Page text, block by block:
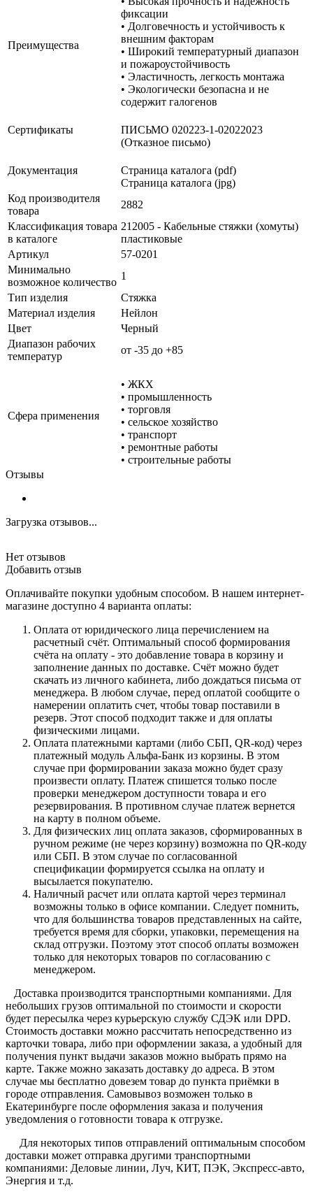
Преимущества
фиксации
• Долговечность и устойчивость к
внешним факторам
• Широкий температурный диапазон
и пожароустойчивость
• Эластичность, легкость монтажа
• Экологически безопасна и не
содержит галогенов
Сертификаты
ПИСЬМО 020223-1-02022023
(Отказное письмо)
Документация
Страница каталога (pdf)
Страница каталога (jpg)
Код производителя
товара
2882
Классификация товара
в каталоге
212005 - Кабельные стяжки (хомуты)
пластиковые
Артикул
57-0201
Минимально
возможное количество
1
Тип изделия
Стяжка
Материал изделия
Нейлон
Цвет
Черный
Диапазон рабочих
температур
от -35 до +85
Сфера применения
• ЖКХ
• промышленность
• торговля
• сельское хозяйство
• транспорт
• ремонтные работы
• строительные работы
Отзывы
Загрузка отзывов...
Нет отзывов
Добавить отзыв
Оплачивайте покупки удобным способом. В нашем интернет-
магазине доступно 4 варианта оплаты:
Оплата от юридического лица перечислением на
расчетный счёт. Оптимальный способ формирования
счёта на оплату - это добавление товара в корзину и
заполнение данных по доставке. Счёт можно будет
скачать из личного кабинета, либо дождаться письма от
менеджера. В любом случае, перед оплатой сообщите о
намерении оплатить счет, чтобы товар поставили в
резерв. Этот способ подходит также и для оплаты
физическими лицами.
Оплата платежными картами (либо СБП, QR-код) через
платежный модуль Альфа-Банк из корзины. В этом
случае при формировании заказа можно будет сразу
произвести оплату. Платеж спишется только после
проверки менеджером доступности товара и его
резервирования. В противном случае платеж вернется
на карту в полном объеме.
Для физических лиц оплата заказов, сформированных в
ручном режиме (не через корзину) возможна по QR-коду
или СБП. В этом случае по согласованной
спецификации формируется ссылка на оплату и
высылается покупателю.
Наличный расчет или оплата картой через терминал
возможны только в офисе компании. Следует помнить,
что для большинства товаров представленных на сайте,
требуется время для сборки, упаковки, перемещения на
склад отгрузки. Поэтому этот способ оплаты возможен
только для некоторых товаров по согласованию с
менеджером.
Доставка производится транспортными компаниями. Для
небольших грузов оптимальной по стоимости и скорости
будет пересылка через курьерскую службу СДЭК или DPD.
Стоимость доставки можно рассчитать непосредственно из
карточки товара, либо при оформлении заказа, а удобный для
получения пункт выдачи заказов можно выбрать прямо на
карте. Также можно заказать доставку до адреса. В этом
случае мы бесплатно довезем товар до пункта приёмки в
городе отправления. Самовывоз возможен только в
Екатеринбурге после оформления заказа и получения
уведомления о готовности товара к отгрузке.
Для некоторых типов отправлений оптимальным способом
доставки может отправка другими транспортными
компаниями: Деловые линии, Луч, КИТ, ПЭК, Экспресс-авто,
Энергия и т.д.